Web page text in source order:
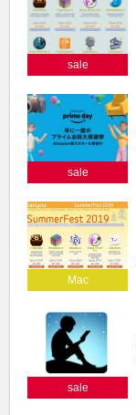
sale
sale
Mac
sale